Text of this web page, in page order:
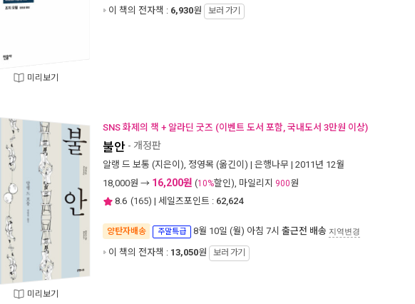
미리보기
이 책의 전자책 : 6,930원 보러 가기
미리보기
SNS 화제의 책 + 알라딘 굿즈 (이벤트 도서 포함, 국내도서 3만원 이상)
불안 - 개정판
알랭 드 보통 (지은이), 정영목 (옮긴이) | 은행나무 | 2011년 12월
18,000원 → 16,200원 (10%할인), 마일리지 900원
8.6 (165) | 세일즈포인트 : 62,624
양탄자배송 주말특급 8월 10일 (월) 아침 7시 출근전 배송 지역변경
이 책의 전자책 : 13,050원 보러 가기